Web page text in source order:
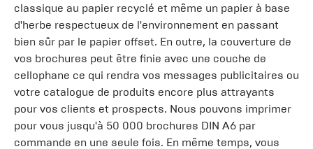
classique au papier recyclé et même un papier à base
d'herbe respectueux de l'environnement en passant
bien sûr par le papier offset. En outre, la couverture de
vos brochures peut être finie avec une couche de
cellophane ce qui rendra vos messages publicitaires ou
votre catalogue de produits encore plus attrayants
pour vos clients et prospects. Nous pouvons imprimer
pour vous jusqu'à 50 000 brochures DIN A6 par
commande en une seule fois. En même temps, vous